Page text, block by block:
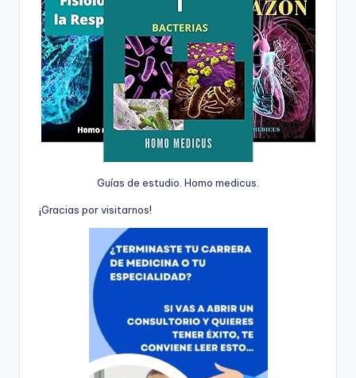
Guías de estudio. Homo medicus.
¡Gracias porvisitarnos!